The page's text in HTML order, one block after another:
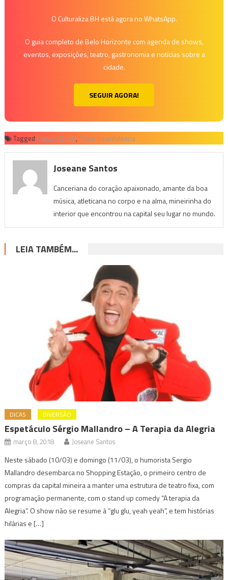
O Culturaliza BH está agora no WhatsApp.
O guia completo de Belo Horizonte com agenda de shows,
eventos, exposições, teatro, gastronomia e notícias sobre a
cidade.
SEGUIR AGORA!
Tagged Espaço Do Ar, Rádio Inconfidência
Joseane Santos
Canceriana do coração apaixonado, amante da boa
música, atleticana no corpo e na alma, mineirinha do
interior que encontrou na capital seu lugar no mundo.
LEIA TAMBÉM...
DICAS DIVERSÃO
Espetáculo Sérgio Mallandro – A Terapia da Alegria
março 8, 2018 Joseane Santos
Neste sábado (10/03) e domingo (11/03), o humorista Sergio
Mallandro desembarca no Shopping Estação, o primeiro centro de
compras da capital mineira a manter uma estrutura de teatro fixa, com
programação permanente, com o stand up comedy “A terapia da
Alegria”. O show não se resume à “glu glu, yeah yeah”, e tem histórias
hilárias e […]